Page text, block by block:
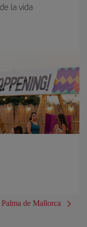
la vida
de Mallorca